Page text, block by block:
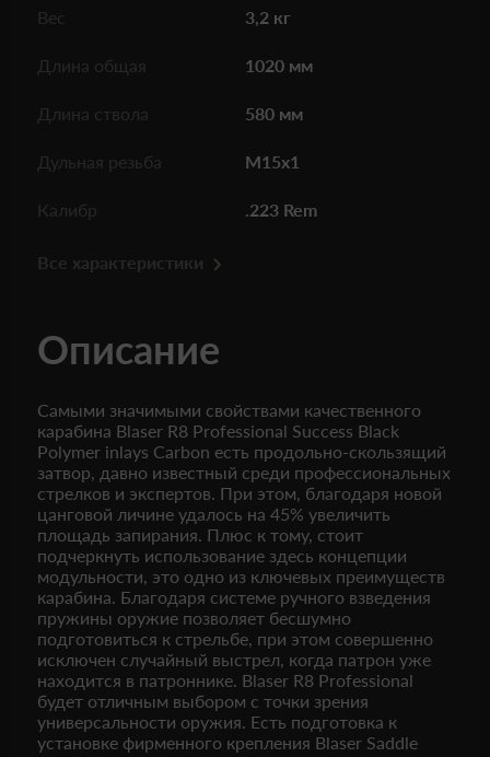
Вес 3,2 кг
Длина общая 1020 мм
Длина ствола 580 мм
Дульная резьба M15x1
Калибр .223 Rem
Все характеристики
Описание
Самыми значимыми свойствами качественного
карабина Blaser R8 Professional Success Black
Polymer inlays Carbon есть продольно-скользящий
затвор, давно известный среди профессиональных
стрелков и экспертов. При этом, благодаря новой
цанговой личине удалось на 45% увеличить
площадь запирания. Плюс к тому, стоит
подчеркнуть использование здесь концепции
модульности, это одно из ключевых преимуществ
карабина. Благодаря системе ручного взведения
пружины оружие позволяет бесшумно
подготовиться к стрельбе, при этом совершенно
исключен случайный выстрел, когда патрон уже
находится в патроннике. Blaser R8 Professional
будет отличным выбором с точки зрения
универсальности оружия. Есть подготовка к
установке фирменного крепления Blaser Saddle